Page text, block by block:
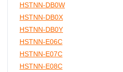
HSTNN-DB0W
HSTNN-DB0X
HSTNN-DB0Y
HSTNN-E06C
HSTNN-E07C
HSTNN-E08C